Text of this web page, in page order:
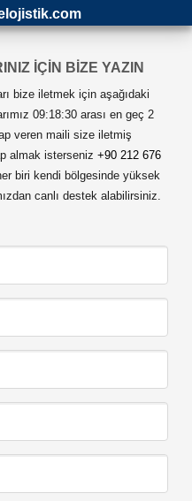
İÇİN BİZE YAZIN
bize iletmek için aşağıdaki
09:18:30 arası en geç 2
veren maili size iletmiş
almak isterseniz +90 212 676
biri kendi bölgesinde yüksek
canlı destek alabilirsiniz.